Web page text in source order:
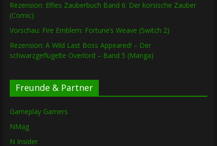
Rezension: Elfies Zauberbuch Band 6: Der korsische Zauber
(Comic)
Vorschau: Fire Emblem: Fortune’s Weave (Switch 2)
Rezension: A Wild Last Boss Appeared! – Der
schwarzgeflügelte Overlord – Band 5 (Manga)
Freunde & Partner
Gameplay Gamers
NMag
N Insider